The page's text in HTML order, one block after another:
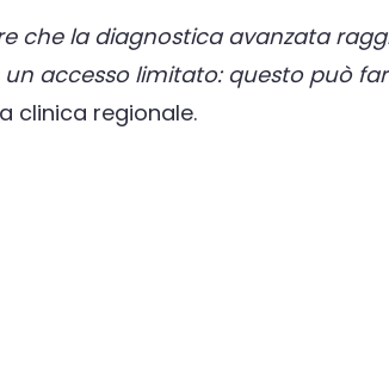
che la diagnostica avanzata
accesso limitato: questo può
clinica regionale.